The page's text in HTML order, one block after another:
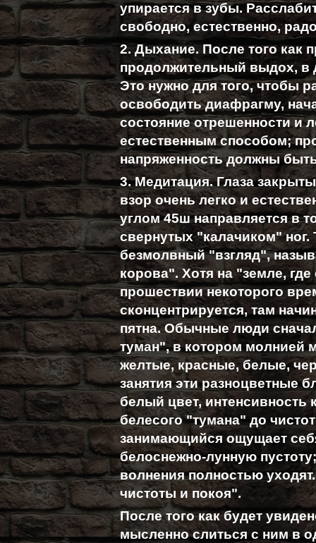
упирается в зубы.
свободно, естественно,
2. Дыхание. После того как
продолжительный выдох, в
Это нужно для того, чтобы
освободить диафрагму,
состояние отрешенности и
естественным способом;
напряженность должны
3. Медитация. Глаза
взор очень легко и
углом 45ш направляется в
свернутых "калачиком"
безмолвный "взгляд",
корова". Хотя на "земле,
прошествии некоторого
сконцентрируется, там
пятна. Обычные люди
туман", в котором молнией
желтые, красные, белые,
занятия эти разноцветные
белый цвет, интенсивность
белесого "тумана" до
занимающийся ощущает
белоснежно-лунную
волнения полностью
чистоты и покоя".
После того как будет
мысленно слиться с ним в